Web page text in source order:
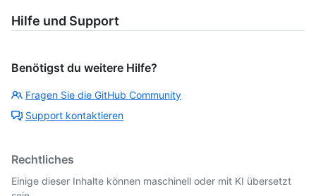
Hilfe und Support
Benötigst du weitere Hilfe?
Fragen Sie die GitHub Community
Support kontaktieren
Rechtliches
Einige dieser Inhalte können maschinell oder mit KI übersetzt